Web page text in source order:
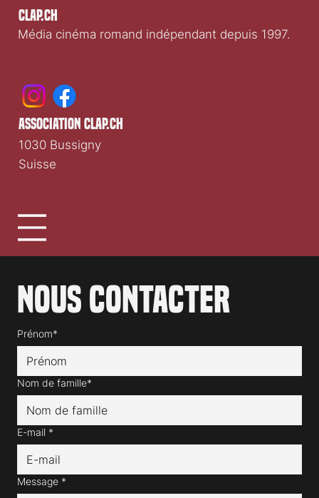
Clap.ch
Média cinéma romand indépendant depuis 1997.
Nous contacter
Prénom*
Nom de famille*
E-mail *
Message *
association clap.ch
1030 Bussigny
Suisse